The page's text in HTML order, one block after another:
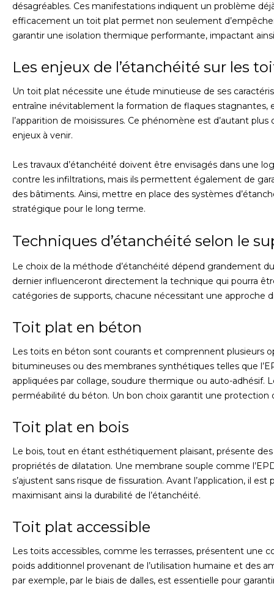
désagréables. Ces manifestations indiquent un problème
efficacement un toit plat permet non seulement
garantir une isolation thermique performante, impactant
Les enjeux de l’étanchéité sur les
Un toit plat nécessite une étude minutieuse de ses
entraîne inévitablement la formation de flaques
l’apparition de moisissures. Ce phénomène est d’autant
enjeux à venir.
Les travaux d’étanchéité doivent être envisagés dans une
contre les infiltrations, mais ils permettent également de
des bâtiments. Ainsi, mettre en place des systèmes
stratégique pour le long terme.
Techniques d’étanchéité selon le
Le choix de la méthode d’étanchéité dépend grandement
dernier influenceront directement la technique qui pourra
catégories de supports, chacune nécessitant une approche
Toit plat en béton
Les toits en béton sont courants et comprennent plusieurs
bitumineuses ou des membranes synthétiques telles que
appliquées par collage, soudure thermique ou auto-
perméabilité du béton. Un bon choix garantit une protection
Toit plat en bois
Le bois, tout en étant esthétiquement plaisant, présente
propriétés de dilatation. Une membrane souple comme
s’ajustent sans risque de fissuration. Avant l’application, il
maximisant ainsi la durabilité de l’étanchéité.
Toit plat accessible
Les toits accessibles, comme les terrasses, présentent une
poids additionnel provenant de l’utilisation humaine et des
par exemple, par le biais de dalles, est essentielle pour